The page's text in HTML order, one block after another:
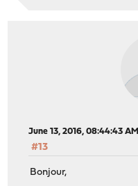
June 13, 2016, 08:44:43 AM
#13
Bonjour,